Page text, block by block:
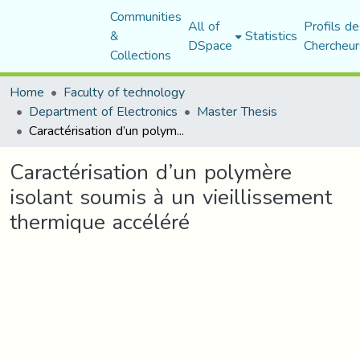
Communities
&
Collections
All of
DSpace Statistics Profils
Home
Faculty of technology
Department of Electronics Master Thesis
Caractérisation d’un polymère isolant soumis à un vieillissement thermique accéléré
Caractérisation d’un polymère
isolant soumis à un vieillissement
thermique accéléré